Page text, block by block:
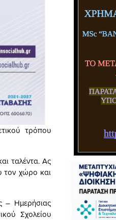
τρόπου
ταλέντα. Ας
τον χώρο και
– Ημερήσιας
Σχολείου